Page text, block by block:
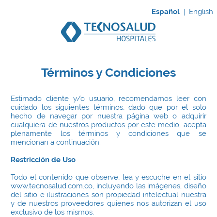
Español | English
Términos y Condiciones
Estimado cliente y/o usuario, recomendamos leer con
cuidado los siguientes términos, dado que por el solo
hecho de navegar por nuestra página web o adquirir
cualquiera de nuestros productos por este medio, acepta
plenamente los términos y condiciones que se
mencionan a continuación:
Restricción de Uso
Todo el contenido que observe, lea y escuche en el sitio
www.tecnosalud.com.co, incluyendo las imágenes, diseño
del sitio e ilustraciones son propiedad intelectual nuestra
y de nuestros proveedores quienes nos autorizan el uso
exclusivo de los mismos.